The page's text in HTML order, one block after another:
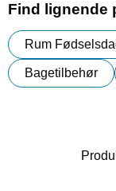
Find lignende
Rum
Bagetilbehør